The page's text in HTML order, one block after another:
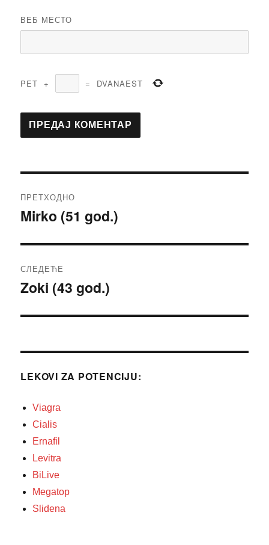
ВЕБ МЕСТО
PET + = DVANAEST
чланка
ПРЕТХОДНО
Претходни
Mirko (51 god.)
СЛЕДЕЋЕ
Следећи
Zoki (43 god.)
LEKOVI ZA POTENCIJU:
Viagra
Cialis
Ernafil
Levitra
BiLive
Megatop
Slidena